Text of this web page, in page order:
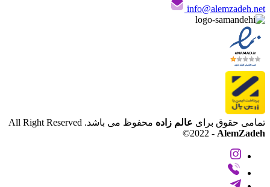
info@alemzadeh.net
تمامی حقوق برای عالم زاده محفوظ می باشد. All Right Reserved
2022 - AlemZadeh
©